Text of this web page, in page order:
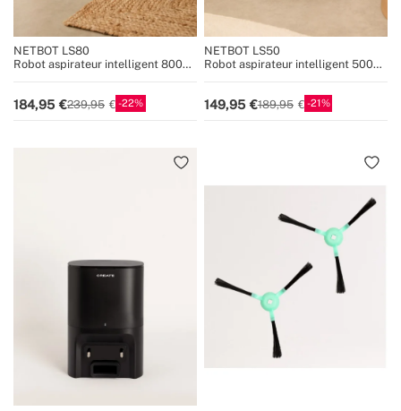
NETBOT LS80
Robot aspirateur intelligent 8000
184,95 239,95 22
NETBOT LS50
Robot aspirateur intelligent 5000
option
149,95 189,95 21